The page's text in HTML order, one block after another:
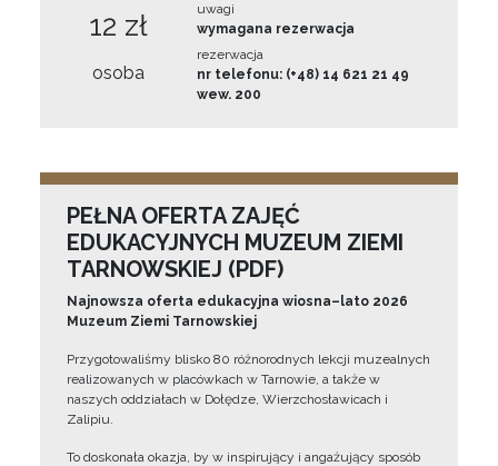
12 zł
osoba
uwagi
wymagana rezerwacja
rezerwacja
nr telefonu: (+48) 14 621 21 49
wew. 200
PEŁNA OFERTA ZAJĘĆ
EDUKACYJNYCH MUZEUM ZIEMI
TARNOWSKIEJ (PDF)
Najnowsza oferta edukacyjna wiosna–lato 2026
Muzeum Ziemi Tarnowskiej
Przygotowaliśmy blisko 80 różnorodnych lekcji muzealnych
realizowanych w placówkach w Tarnowie, a także w
naszych oddziałach w Dołędze, Wierzchosławicach i
Zalipiu.
To doskonała okazja, by w inspirujący i angażujący sposób